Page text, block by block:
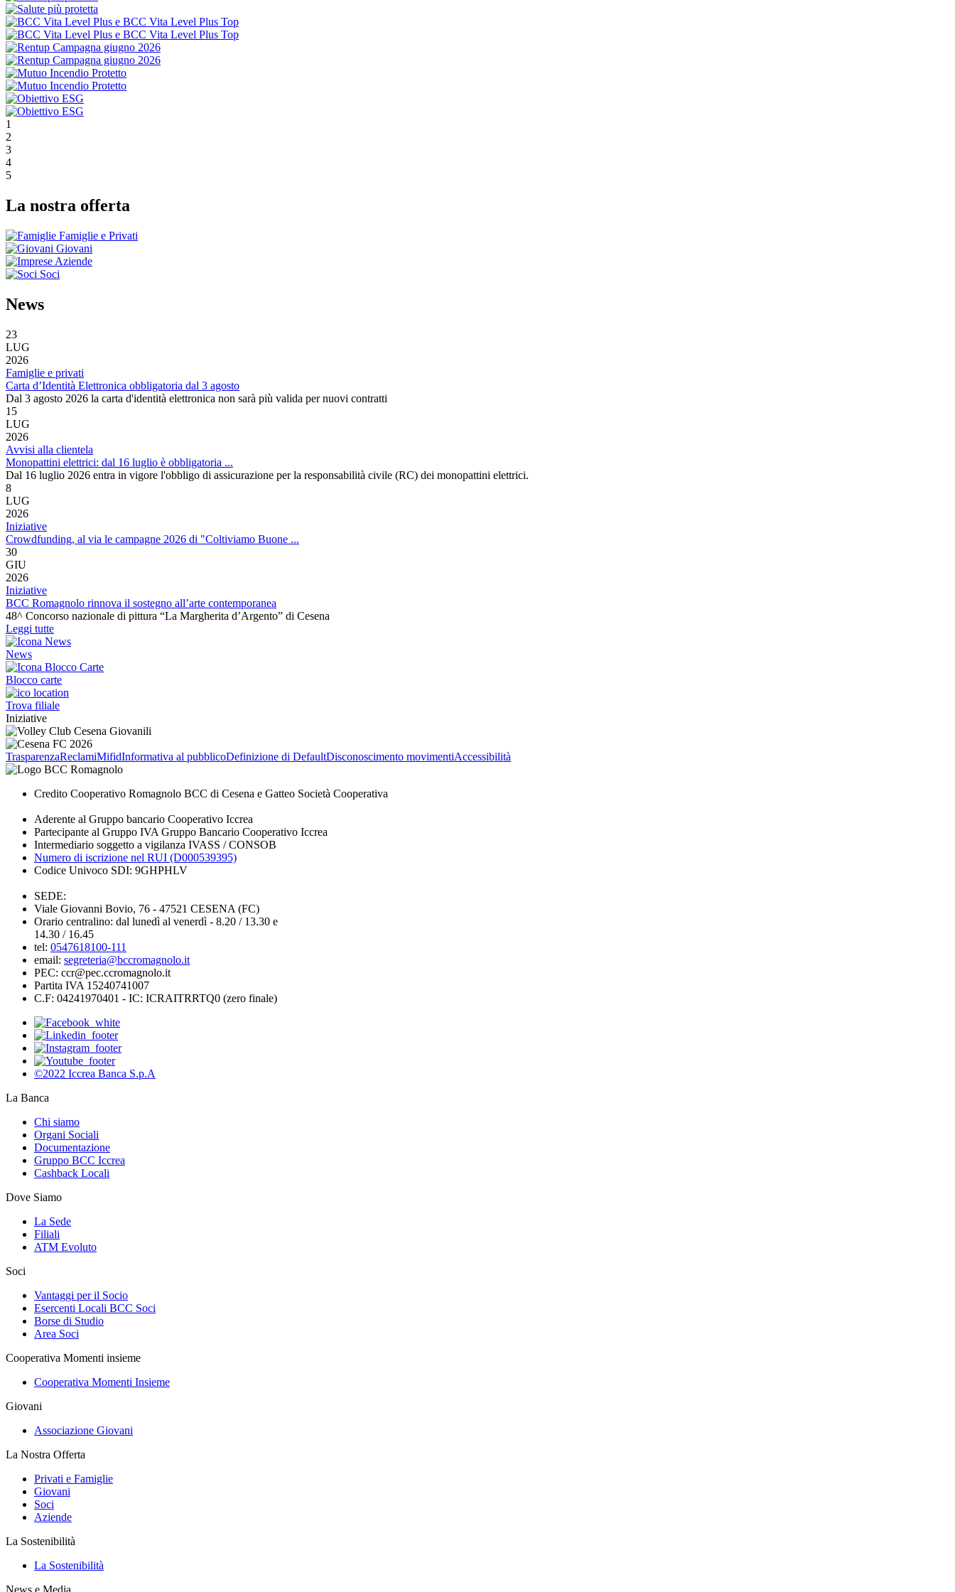
1
2
3
4
5
La nostra offerta
Famiglie e Privati
Giovani
Aziende
Soci
News
23
LUG
2026
Famiglie e privati
Carta d’Identità Elettronica obbligatoria dal 3 agosto
Dal 3 agosto 2026 la carta d'identità elettronica non sarà più valida per nuovi contratti
15
LUG
2026
Avvisi alla clientela
Monopattini elettrici: dal 16 luglio è obbligatoria ...
Dal 16 luglio 2026 entra in vigore l'obbligo di assicurazione per la responsabilità civile (RC) dei monopattini elettrici.
8
LUG
2026
Iniziative
Crowdfunding, al via le campagne 2026 di "Coltiviamo Buone ...
30
GIU
2026
Iniziative
BCC Romagnolo rinnova il sostegno all’arte contemporanea
48^ Concorso nazionale di pittura “La Margherita d’Argento” di Cesena
Leggi tutte
News
Blocco carte
Trova filiale
Iniziative
TrasparenzaReclamiMifidInformativa al pubblicoDefinizione di DefaultDisconoscimento movimentiAccessibilità
Credito Cooperativo Romagnolo BCC di Cesena e Gatteo Società Cooperativa
Aderente al Gruppo bancario Cooperativo Iccrea
Partecipante al Gruppo IVA Gruppo Bancario Cooperativo Iccrea
Intermediario soggetto a vigilanza IVASS / CONSOB
Numero di iscrizione nel RUI (D000539395)
Codice Univoco SDI: 9GHPHLV
SEDE:
Viale Giovanni Bovio, 76 - 47521 CESENA (FC)
Orario centralino: dal lunedì al venerdì - 8.20 / 13.30 e
14.30 / 16.45
tel: 0547618100-111
email: segreteria@bccromagnolo.it
PEC: ccr@pec.ccromagnolo.it
Partita IVA 15240741007
C.F: 04241970401 - IC: ICRAITRRTQ0 (zero finale)
©2022 Iccrea Banca S.p.A
La Banca
Chi siamo
Organi Sociali
Documentazione
Gruppo BCC Iccrea
Cashback Locali
Dove Siamo
La Sede
Filiali
ATM Evoluto
Soci
Vantaggi per il Socio
Esercenti Locali BCC Soci
Borse di Studio
Area Soci
Cooperativa Momenti insieme
Cooperativa Momenti Insieme
Giovani
Associazione Giovani
La Nostra Offerta
Privati e Famiglie
Giovani
Soci
Aziende
La Sostenibilità
La Sostenibilità
News e Media